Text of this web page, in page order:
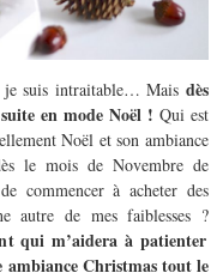
suis intraitable… Mais dès
en mode Noël ! Qui est
Noël et son ambiance
le mois de Novembre de
commencer à acheter des
autre de mes faiblesses ?
qui m’aidera à patienter
ambiance Christmas tout le